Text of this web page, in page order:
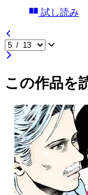
試し読み
この作品を